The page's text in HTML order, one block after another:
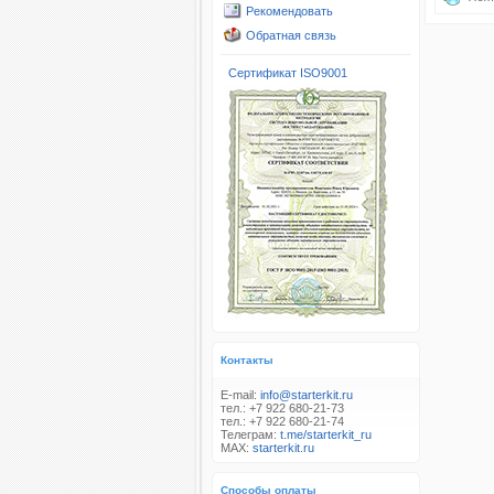
Рекомендовать
Обратная связь
Сертификат ISO9001
Контакты
E-mail: info@starterkit.ru
тел.: +7 922 680-21-73
тел.: +7 922 680-21-74
Телеграм: t.me/starterkit_ru
MAX: starterkit.ru
Способы оплаты